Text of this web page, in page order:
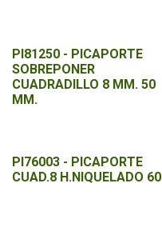
PI81250 - PICAPORTE
SOBREPONER
CUADRADILLO 8 MM. 50
MM.
PI76003 - PICAPORTE
CUAD.8 H.NIQUELADO 60